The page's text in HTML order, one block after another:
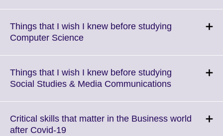
More
Things that I wish I knew before studying
Computer ScienceClick
More
information
Things that I wish I knew before studying
Social Studies & Media CommunicationsClick
More
Critical skills that matter in the Business world
after Covid-19Click